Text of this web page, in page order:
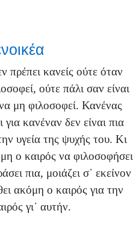
πρέπει κανείς ούτε όταν
ούτε πάλι σαν είναι
μη φιλοσοφεί. Κανένας
κανέναν δεν είναι πια
υγεία της ψυχής του. Κι
ο καιρός να φιλοσοφήσει
πια, μοιάζει σ᾽ εκείνον
ακόμη ο καιρός για την
γι᾽ αυτήν.